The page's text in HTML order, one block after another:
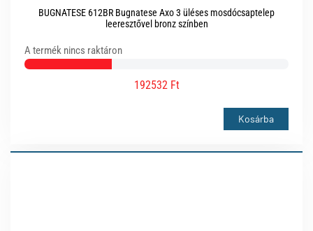
BUGNATESE 612BR Bugnatese Axo 3 üléses mosdócsaptelep
leeresztővel bronz színben
A termék nincs raktáron
192532 Ft
Kosárba